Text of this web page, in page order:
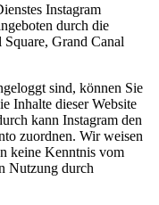
Instagram
durch die
Grand Canal
sind, können Sie
Inhalte dieser Website
kann Instagram den
zuordnen. Wir weisen
keine Kenntnis vom
Nutzung durch